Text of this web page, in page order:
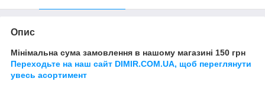
Опис
Мінімальна сума замовлення в нашому магазині 150 грн
Переходьте на наш сайт DIMIR.COM.UA, щоб переглянути
увесь асортимент